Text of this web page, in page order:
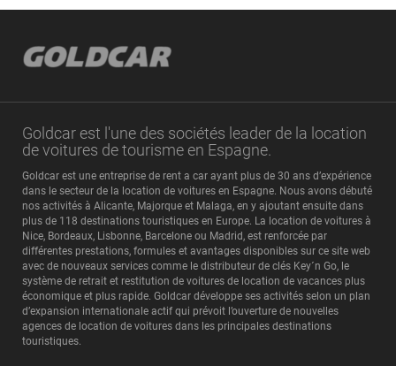
Goldcar est l'une des sociétés leader de la location
de voitures de tourisme en Espagne.
Goldcar est une entreprise de rent a car ayant plus de 30 ans d’expérience
dans le secteur de la location de voitures en Espagne. Nous avons débuté
nos activités à Alicante, Majorque et Malaga, en y ajoutant ensuite dans
plus de 118 destinations touristiques en Europe. La location de voitures à
Nice, Bordeaux, Lisbonne, Barcelone ou Madrid, est renforcée par
différentes prestations, formules et avantages disponibles sur ce site web
avec de nouveaux services comme le distributeur de clés Key´n Go, le
système de retrait et restitution de voitures de location de vacances plus
économique et plus rapide. Goldcar développe ses activités selon un plan
d’expansion internationale actif qui prévoit l’ouverture de nouvelles
agences de location de voitures dans les principales destinations
touristiques.